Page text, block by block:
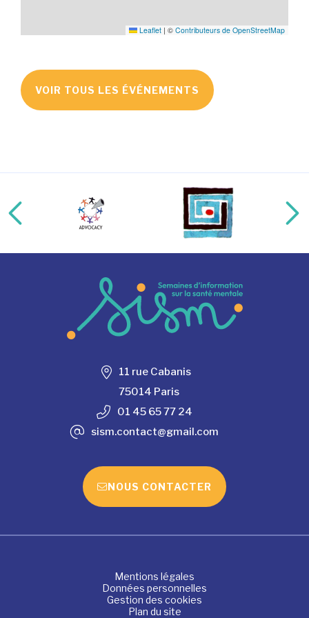
Leaflet | © Contributeurs de OpenStreetMap
VOIR TOUS LES ÉVÉNEMENTS
11 rue Cabanis
75014 Paris
01 45 65 77 24
sism.contact@gmail.com
NOUS CONTACTER
Mentions légales
Données personnelles
Gestion des cookies
Plan du site